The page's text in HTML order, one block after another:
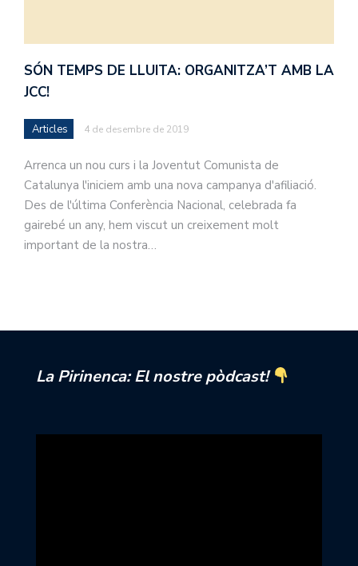
SÓN TEMPS DE LLUITA: ORGANITZA’T AMB LA
JCC!
Articles 4 de desembre de 2019
Arrenca un nou curs i la Joventut Comunista de
Catalunya l'iniciem amb una nova campanya d'afiliació.
Des de l'última Conferència Nacional, celebrada fa
gairebé un any, hem viscut un creixement molt
important de la nostra…
La Pirinenca: El nostre pòdcast!